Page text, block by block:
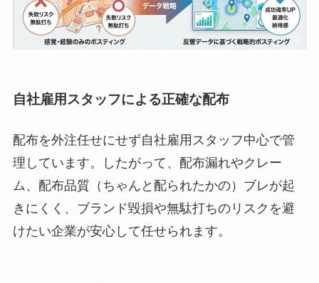
自社雇用スタッフによる正確な配布
配布を外注任せにせず自社雇用スタッフ中心で管
理しています。したがって、配布漏れやクレー
ム、配布品質（ちゃんと配られたかの）ブレが起
きにくく、ブランド毀損や無駄打ちのリスクを避
けたい企業が安心して任せられます。